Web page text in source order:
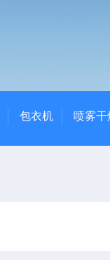
包衣机 喷雾干